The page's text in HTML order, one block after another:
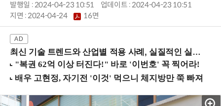
발행일 : 2024-04-23 10:51
업데이트 : 2024-04-23 10:51
지면 :2024-04-24 16면
최신 기술 트렌드와 산업별 적용 사례, 실질적인 실행 전략을 공유 (9/18 양재역)